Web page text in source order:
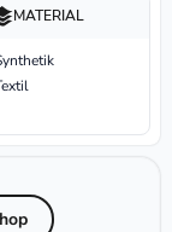
MATERIAL